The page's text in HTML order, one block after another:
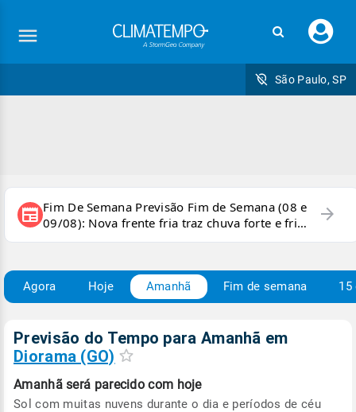
seu
São Paulo, SP
newspaper Fim De Semana Previsão Fim de Semana (08 e
09/08): Nova frente fria traz chuva forte e frio
para áreas do país
arrow_forward
Agora Hoje Amanhã Fim de semana 15
Previsão do Tempo para Amanhã em
Diorama (GO)
Amanhã será parecido com hoje
Sol com muitas nuvens durante o dia e períodos de céu